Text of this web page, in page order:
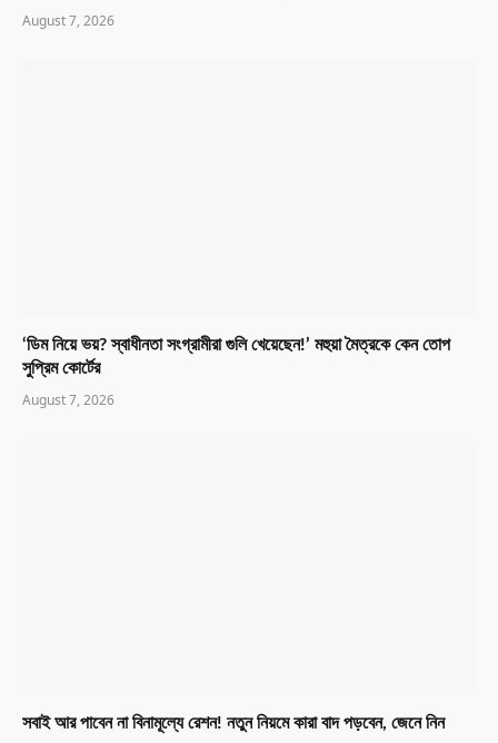
August 7, 2026
‘ডিম নিয়ে ভয়? স্বাধীনতা সংগ্রামীরা গুলি খেয়েছেন!’ মহুয়া মৈত্রকে কেন তোপ
সুপ্রিম কোর্টের
August 7, 2026
সবাই আর পাবেন না বিনামূল্যে রেশন! নতুন নিয়মে কারা বাদ পড়বেন, জেনে নিন